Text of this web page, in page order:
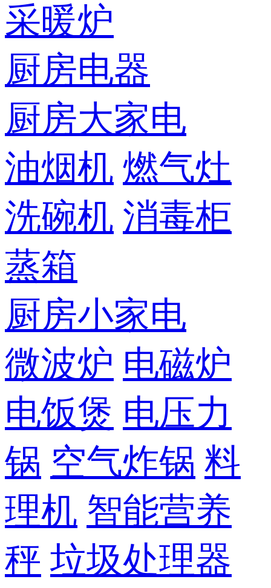
采暖炉
厨房电器
厨房大家电
油烟机 燃气灶
洗碗机 消毒柜
蒸箱
厨房小家电
微波炉 电磁炉
电饭煲 电压力
锅 空气炸锅 料
理机 智能营养
秤 垃圾处理器